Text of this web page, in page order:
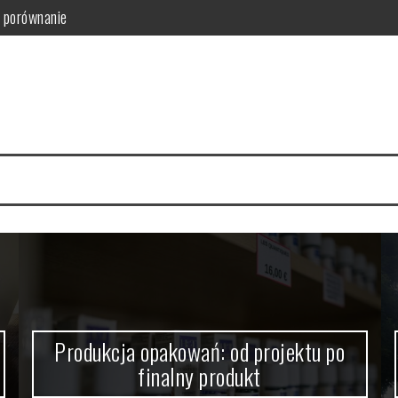
produkt
Produkcja opakowań: od projektu po
finalny produkt